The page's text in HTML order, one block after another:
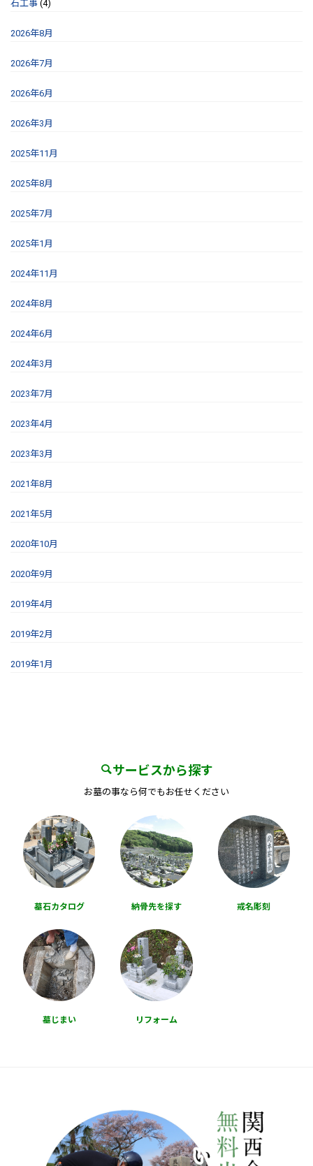
石工事 (4)
2026年8月
2026年7月
2026年6月
2026年3月
2025年11月
2025年8月
2025年7月
2025年1月
2024年11月
2024年8月
2024年6月
2024年3月
2023年7月
2023年4月
2023年3月
2021年8月
2021年5月
2020年10月
2020年9月
2019年4月
2019年2月
2019年1月
サービスから探す
お墓の事なら何でもお任せください
墓石カタログ 納骨先を探す 戒名彫刻
墓じまい リフォーム